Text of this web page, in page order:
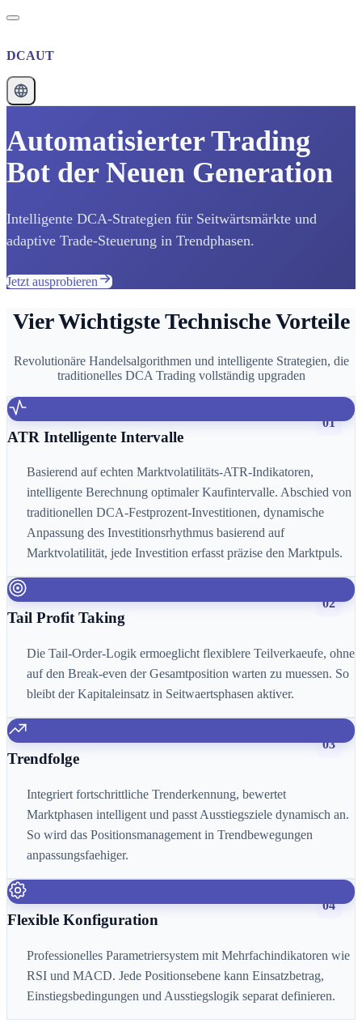
DCAUT
Automatisierter Trading
Bot der Neuen Generation
Intelligente DCA-Strategien für Seitwärtsmärkte und
adaptive Trade-Steuerung in Trendphasen.
Jetzt ausprobieren
Vier Wichtigste Technische Vorteile
Revolutionäre Handelsalgorithmen und intelligente Strategien, die
traditionelles DCA Trading vollständig upgraden
01
ATR Intelligente Intervalle
Basierend auf echten Marktvolatilitäts-ATR-Indikatoren,
intelligente Berechnung optimaler Kaufintervalle. Abschied von
traditionellen DCA-Festprozent-Investitionen, dynamische
Anpassung des Investitionsrhythmus basierend auf
Marktvolatilität, jede Investition erfasst präzise den Marktpuls.
02
Tail Profit Taking
Die Tail-Order-Logik ermoeglicht flexiblere Teilverkaeufe, ohne
auf den Break-even der Gesamtposition warten zu muessen. So
bleibt der Kapitaleinsatz in Seitwaertsphasen aktiver.
03
Trendfolge
Integriert fortschrittliche Trenderkennung, bewertet
Marktphasen intelligent und passt Ausstiegsziele dynamisch an.
So wird das Positionsmanagement in Trendbewegungen
anpassungsfaehiger.
04
Flexible Konfiguration
Professionelles Parametriersystem mit Mehrfachindikatoren wie
RSI und MACD. Jede Positionsebene kann Einsatzbetrag,
Einstiegsbedingungen und Ausstiegslogik separat definieren.